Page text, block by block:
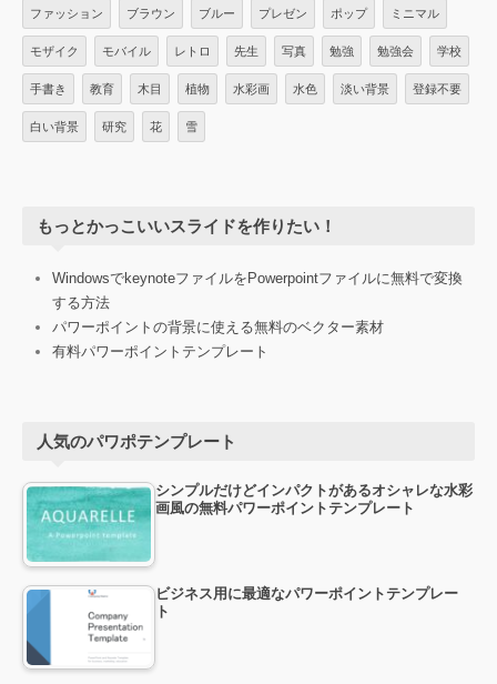
ファッション ブラウン ブルー プレゼン ポップ ミニマル
モザイク モバイル レトロ 先生 写真 勉強 勉強会 学校
手書き 教育 木目 植物 水彩画 水色 淡い背景 登録不要
白い背景 研究 花 雪
もっとかっこいいスライドを作りたい！
WindowsでkeynoteファイルをPowerpointファイルに無料で変換
する方法
パワーポイントの背景に使える無料のベクター素材
有料パワーポイントテンプレート
人気のパワポテンプレート
シンプルだけどインパクトがあるオシャレな水彩
画風の無料パワーポイントテンプレート
ビジネス用に最適なパワーポイントテンプレー
ト